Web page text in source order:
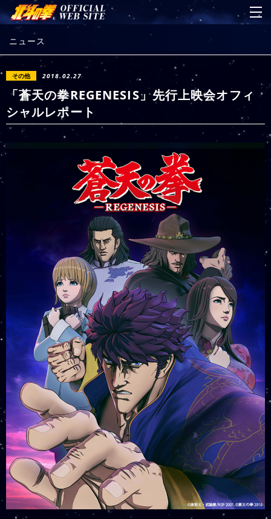
ニュース
その他 2018.02.27
「蒼天の拳REGENESIS」先行上映会オフィ
シャルレポート